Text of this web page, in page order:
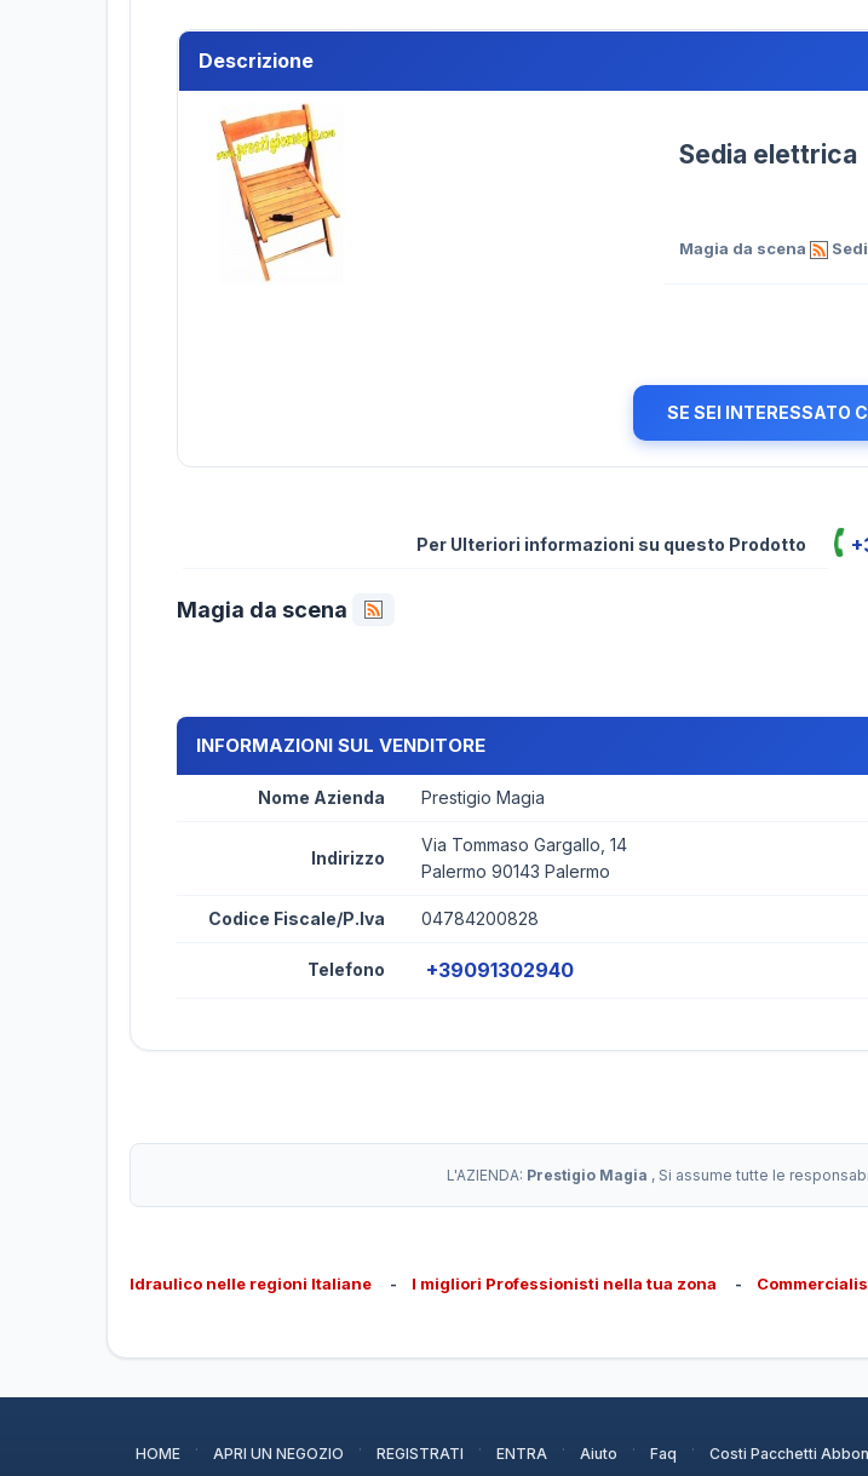
Descrizione
Sedia elettrica
Magia da scena
SE SEI INTERESSATO
Per Ulteriori informazioni su questo Prodotto
Magia da scena
INFORMAZIONI SUL VENDITORE
Nome Azienda Prestigio Magia
Indirizzo
Via Tommaso Gargallo, 14
Palermo 90143 Palermo
Codice Fiscale/P.Iva 04784200828
Telefono +39091302940
L'AZIENDA: Prestigio Magia , Si assume tutte le
Idraulico nelle regioni Italiane - I migliori Professionisti nella tua zona -
HOME · APRI UN NEGOZIO · REGISTRATI · ENTRA · Aiuto · Faq · Costi Pacchetti